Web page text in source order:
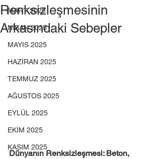
MART 2025
NİSAN 2025
MAYIS 2025
HAZİRAN 2025
TEMMUZ 2025
AĞUSTOS 2025
EYLÜL 2025
EKİM 2025
KASIM 2025
Renksizleşmesinin
Arkasındaki Sebepler
Dünyanın Renksizleşmesi: Beton,